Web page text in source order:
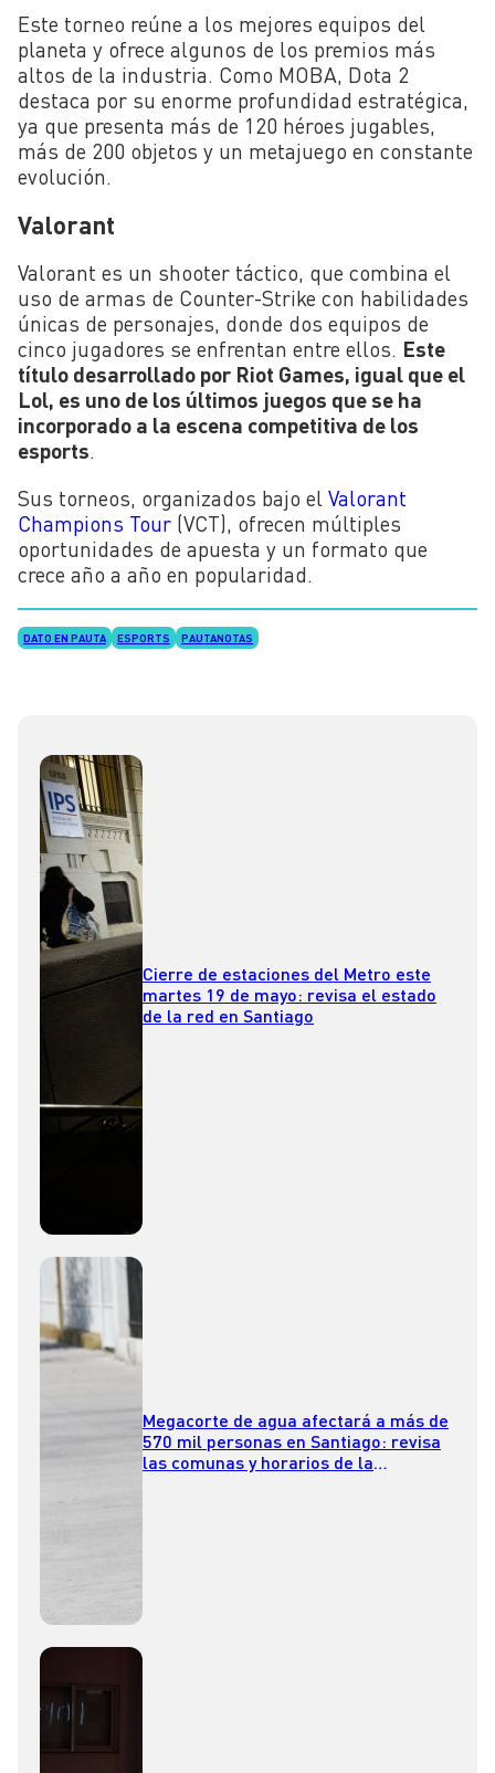
Este torneo reúne a los mejores equipos del
planeta y ofrece algunos de los premios más
altos de la industria. Como MOBA, Dota 2
destaca por su enorme profundidad estratégica,
ya que presenta más de 120 héroes jugables,
más de 200 objetos y un metajuego en constante
evolución.
Valorant
Valorant es un shooter táctico, que combina el
uso de armas de Counter-Strike con habilidades
únicas de personajes, donde dos equipos de
cinco jugadores se enfrentan entre ellos. Este
título desarrollado por Riot Games, igual que el
Lol, es uno de los últimos juegos que se ha
incorporado a la escena competitiva de los
esports.
Sus torneos, organizados bajo el Valorant
Champions Tour (VCT), ofrecen múltiples
oportunidades de apuesta y un formato que
crece año a año en popularidad.
DATO EN PAUTA ESPORTS PAUTANOTAS
Cierre de estaciones del Metro este
martes 19 de mayo: revisa el estado
de la red en Santiago
Megacorte de agua afectará a más de
570 mil personas en Santiago: revisa
las comunas y horarios de la